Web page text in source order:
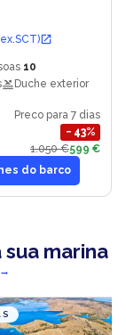
10
Duche exterior
Preco para 7 dias
− 43%
1.050 €599 €
do barco
marina
→